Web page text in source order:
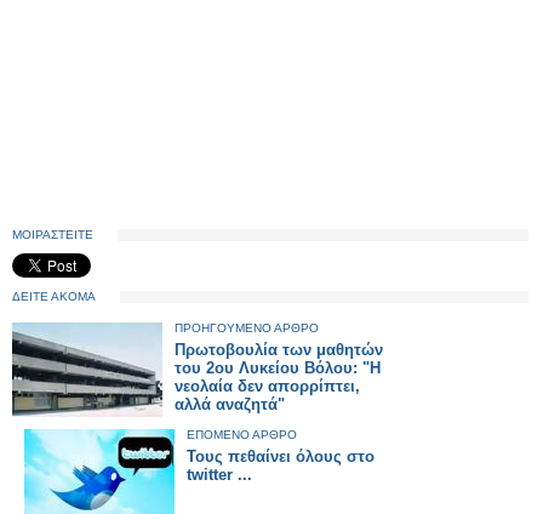
ΜΟΙΡΑΣΤΕΙΤΕ
ΔΕΙΤΕ ΑΚΟΜΑ
ΠΡΟΗΓΟΥΜΕΝΟ ΑΡΘΡΟ
Πρωτοβουλία των μαθητών
του 2ου Λυκείου Βόλου: "Η
νεολαία δεν απορρίπτει,
αλλά αναζητά"
ΕΠΟΜΕΝΟ ΑΡΘΡΟ
Τους πεθαίνει όλους στο
twitter ...